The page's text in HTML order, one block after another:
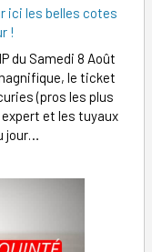
ici les belles cotes
!
du Samedi 8 Août
le ticket
(pros les plus
expert et les tuyaux
jour…